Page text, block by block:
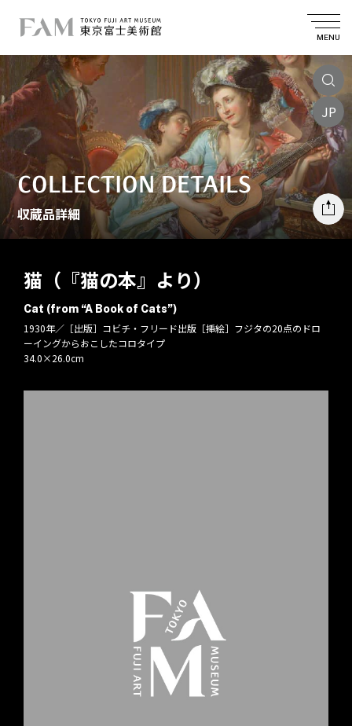
MENU
JP
COLLECTION DETAILS
収蔵品詳細
猫（『猫の本』より）
Cat (from “A Book of Cats”)
1930年／［出版］コビチ・フリード出版［挿絵］フジタの20点のドロ
ーイングからおこしたコロタイプ
34.0×26.0cm